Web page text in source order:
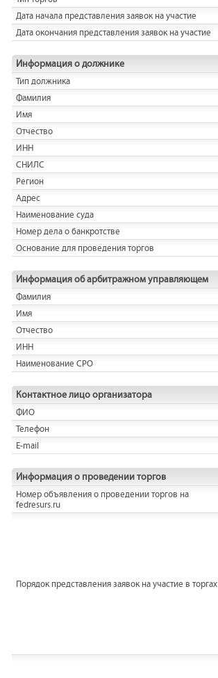
Дата начала представления заявок на участие
Дата окончания представления заявок на участие
Информация о должнике
Тип должника
Фамилия
Имя
Отчество
ИНН
СНИЛС
Регион
Адрес
Наименование суда
Номер дела о банкротстве
Основание для проведения торгов
Информация об арбитражном управляющем
Фамилия
Имя
Отчество
ИНН
Наименование СРО
Контактное лицо организатора
ФИО
Телефон
E-mail
Информация о проведении торгов
Номер объявления о проведении торгов на
fedresurs.ru
Порядок представления заявок на участие в торгах